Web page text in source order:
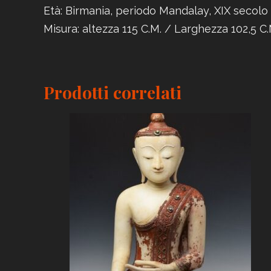
Età: Birmania, periodo Mandalay, XIX secolo
Misura: altezza 115 C.M. / Larghezza 102,5
Prodotti correlati